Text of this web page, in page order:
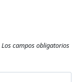
Los campos obligatorios